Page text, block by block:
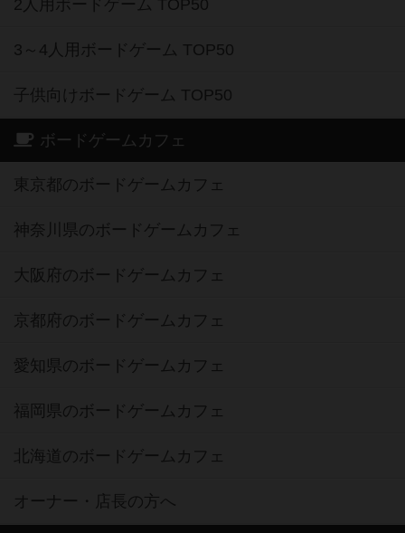
2人用ボードゲーム TOP50
3～4人用ボードゲーム TOP50
子供向けボードゲーム TOP50
ボードゲームカフェ
東京都のボードゲームカフェ
神奈川県のボードゲームカフェ
大阪府のボードゲームカフェ
京都府のボードゲームカフェ
愛知県のボードゲームカフェ
福岡県のボードゲームカフェ
北海道のボードゲームカフェ
オーナー・店長の方へ